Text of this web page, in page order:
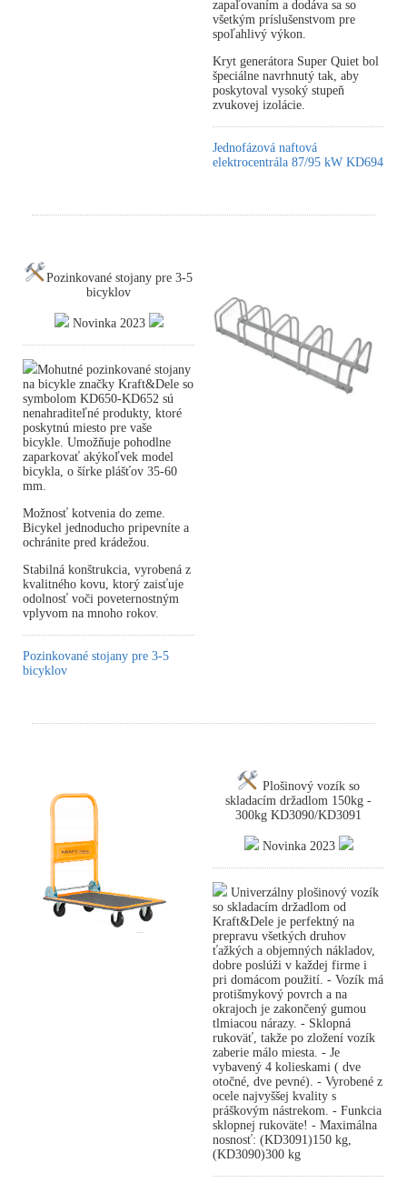
zapaľovaním a dodáva sa so
všetkým príslušenstvom pre
spoľahlivý výkon.
Kryt generátora Super Quiet bol
špeciálne navrhnutý tak, aby
poskytoval vysoký stupeň
zvukovej izolácie.
Jednofázová naftová
elektrocentrála 87/95 kW KD694
Pozinkované stojany pre 3-5
bicyklov
Novinka 2023
Mohutné pozinkované stojany
na bicykle značky Kraft&Dele so
symbolom KD650-KD652 sú
nenahraditeľné produkty, ktoré
poskytnú miesto pre vaše
bicykle. Umožňuje pohodlne
zaparkovať akýkoľvek model
bicykla, o šírke plášťov 35-60
mm.
Možnosť kotvenia do zeme.
Bicykel jednoducho pripevníte a
ochránite pred krádežou.
Stabilná konštrukcia, vyrobená z
kvalitného kovu, ktorý zaisťuje
odolnosť voči poveternostným
vplyvom na mnoho rokov.
Pozinkované stojany pre 3-5
bicyklov
Plošinový vozík so
skladacím držadlom 150kg -
300kg KD3090/KD3091
Novinka 2023
Univerzálny plošinový vozík
so skladacím držadlom od
Kraft&Dele je perfektný na
prepravu všetkých druhov
ťažkých a objemných nákladov,
dobre poslúži v každej firme i
pri domácom použití. - Vozík má
protišmykový povrch a na
okrajoch je zakončený gumou
tlmiacou nárazy. - Sklopná
rukoväť, takže po zložení vozík
zaberie málo miesta. - Je
vybavený 4 kolieskami ( dve
otočné, dve pevné). - Vyrobené z
ocele najvyššej kvality s
práškovým nástrekom. - Funkcia
sklopnej rukoväte! - Maximálna
nosnosť: (KD3091)150 kg,
(KD3090)300 kg